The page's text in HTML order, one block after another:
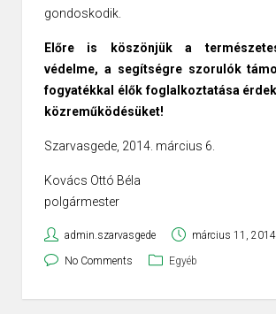
gondoskodik.
Előre is köszönjük a
védelme, a segítségre szorulók
fogyatékkal élők foglalkoztatása
közreműködésüket!
Szarvasgede, 2014. március 6.
Kovács Ottó Béla
polgármester
admin.szarvasgede március 11, 2014
No Comments Egyéb